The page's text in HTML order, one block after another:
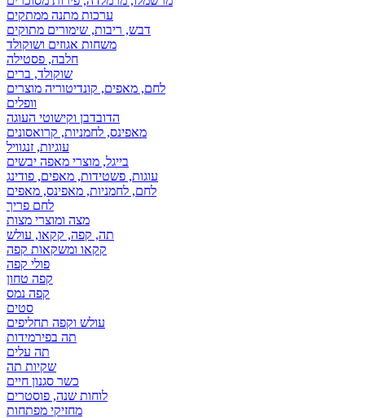
ערכות מתנה ממתקים
דבש, ריבות, שימורים מתוקים
משחות אגוזים ושוקולד
חלבה, פסטילה
שוקולד, ברים
לחם, מאפים, קונדיטוריה מוצרים
וופלים
הדובדבן וקישוטי העוגה
מאפינס, לחמניות, קרואסונים
עוגיות, זנגוויל
בייגל, מוצרי מאפה יבשים
עוגות, פשטידות, מאפים, פודינג
לחם, לחמניות, מאפינס, מאפים
לחם פריך
מצה ומוצרי מצות
תה, קפה, קקאו, עולש
קקאו ומשקאות קפה
פולי קפה
קפה טחון
קפה נמס
סטים
עולש וקפה תחליפים
תה בפירמידות
תה עלים
שקיות תה
כשר סגנון חיים
לוחות שנה, פוסטרים
מחזיקי מפתחות